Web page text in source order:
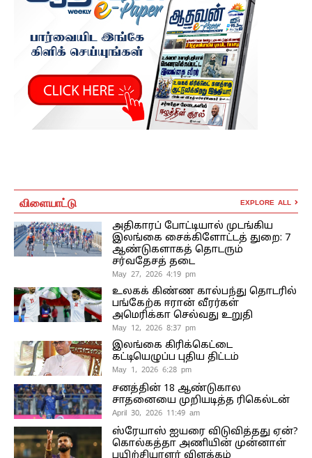
விளையாட்டு EXPLORE ALL
அதிகாரப் போட்டியால் முடங்கிய
இலங்கை சைக்கிளோட்டத் துறை: 7
ஆண்டுகளாகத் தொடரும்
சர்வதேசத் தடை
May 27, 2026 4:19 pm
உலகக் கிண்ண கால்பந்து தொடரில்
பங்கேற்க ஈரான் வீரர்கள்
அமெரிக்கா செல்வது உறுதி
May 12, 2026 8:37 pm
இலங்கை கிரிக்கெட்டை
கட்டியெழுப்ப புதிய திட்டம்
May 1, 2026 6:28 pm
சனத்தின் 18 ஆண்டுகால
சாதனையை முறியடித்த ரிகெல்டன்
April 30, 2026 11:49 am
ஸ்ரேயாஸ் ஐயரை விடுவித்தது ஏன்?
கொல்கத்தா அணியின் முன்னாள்
பயிற்சியாளர் விளக்கம்